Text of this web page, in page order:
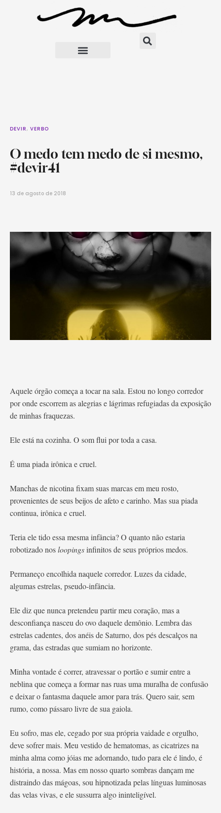
DEVIR, VERBO
O medo tem medo de si mesmo,
#devir41
13 de agosto de 2018
Aquele órgão começa a tocar na sala. Estou no longo corredor
por onde escorrem as alegrias e lágrimas refugiadas da exposição
de minhas fraquezas.
Ele está na cozinha. O som flui por toda a casa.
É uma piada irônica e cruel.
Manchas de nicotina fixam suas marcas em meu rosto,
provenientes de seus beijos de afeto e carinho. Mas sua piada
continua, irônica e cruel.
Teria ele tido essa mesma infância? O quanto não estaria
robotizado nosloopingsinfinitos de seus próprios medos.
Permaneço encolhida naquele corredor. Luzes da cidade,
algumas estrelas, pseudo-infância.
Ele diz que nunca pretendeu partir meu coração, mas a
desconfiança nasceu do ovo daquele demônio. Lembra das
estrelas cadentes, dos anéis de Saturno, dos pés descalços na
grama, das estradas que sumiam no horizonte.
Minha vontade é correr, atravessar o portão e sumir entre a
neblina que começa a formar nas ruas uma muralha de confusão
e deixar o fantasma daquele amor para trás. Quero sair, sem
rumo, como pássaro livre de sua gaiola.
Eu sofro, mas ele, cegado por sua própria vaidade e orgulho,
deve sofrer mais. Meu vestido de hematomas, as cicatrizes na
minha alma como jóias me adornando, tudo para ele é lindo, é
história, a nossa. Mas em nosso quarto sombras dançam me
distraindo das mágoas, sou hipnotizada pelas línguas luminosas
das velas vivas, e ele sussurra algo ininteligível.